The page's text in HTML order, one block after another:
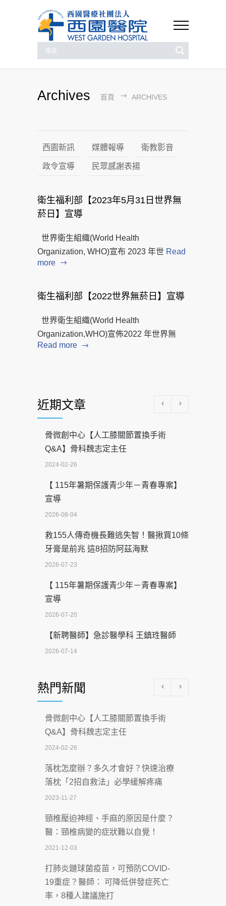
Archives 首頁 ARCHIVES
西園新訊 媒體報導 衛教影音
政令宣導 民眾感謝表揚
衛生福利部【2023年5月31日世界無
菸日】宣導
世界衛生組織(World Health
Organization, WHO)宣布 2023 年世 Read
more
衛生福利部【2022世界無菸日】宣導
世界衛生組織(World Health
Organization,WHO)宣佈2022 年世界無
Read more
近期文章
骨微創中心【人工膝關節置換手術
Q&A】骨科魏志定主任
2024-02-26
【 115年暑期保護青少年－青春專案】
宣導
2026-08-04
救155人傳奇機長難逃失智！醫揪買10條
牙膏是前兆 這8招防阿茲海默
2026-07-23
【 115年暑期保護青少年－青春專案】
宣導
2026-07-20
【新聘醫師】急診醫學科 王鎮珄醫師
2026-07-14
科能量
2026-07-08
沒菸酒也瀕臨洗腎？65歲男靠「這習
慣」逆轉腎功能 醫揭3招救命
2026-07-08
體溫飆破41度！醫連收兩例中暑病例：
致死率達8成
2026-07-07
深耕萬華55年 西園醫院回顧發展歷程與
智慧 醫療布局
2026-07-06
【115年臺北市「防癌保衛戰：健康好禮
一手刮」】 宣導
2026-07-02
熱門新聞
骨微創中心【人工膝關節置換手術
Q&A】骨科魏志定主任
2024-02-26
落枕怎麼辦？多久才會好？快速治療
落枕「2招自救法」必學緩解疼痛
2023-11-27
頸椎壓迫神經、手麻的原因是什麼？
醫：頸椎病變的症狀難以自覺！
2021-12-03
打肺炎鏈球菌疫苗，可預防COVID-
19重症？醫師： 可降低併發症死亡
率，8種人建議施打